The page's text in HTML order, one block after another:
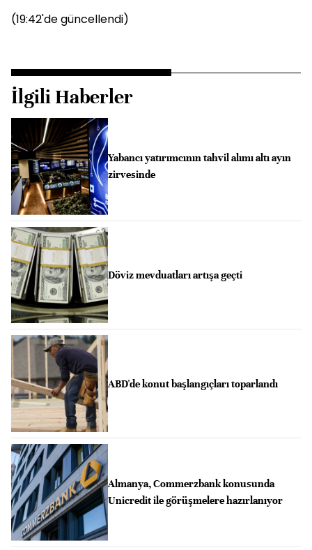
(19:42'de güncellendi)
İlgili Haberler
Yabancı yatırımcının tahvil alımı altı ayın
zirvesinde
Döviz mevduatları artışa geçti
ABD'de konut başlangıçları toparlandı
Almanya, Commerzbank konusunda
Unicredit ile görüşmelere hazırlanıyor